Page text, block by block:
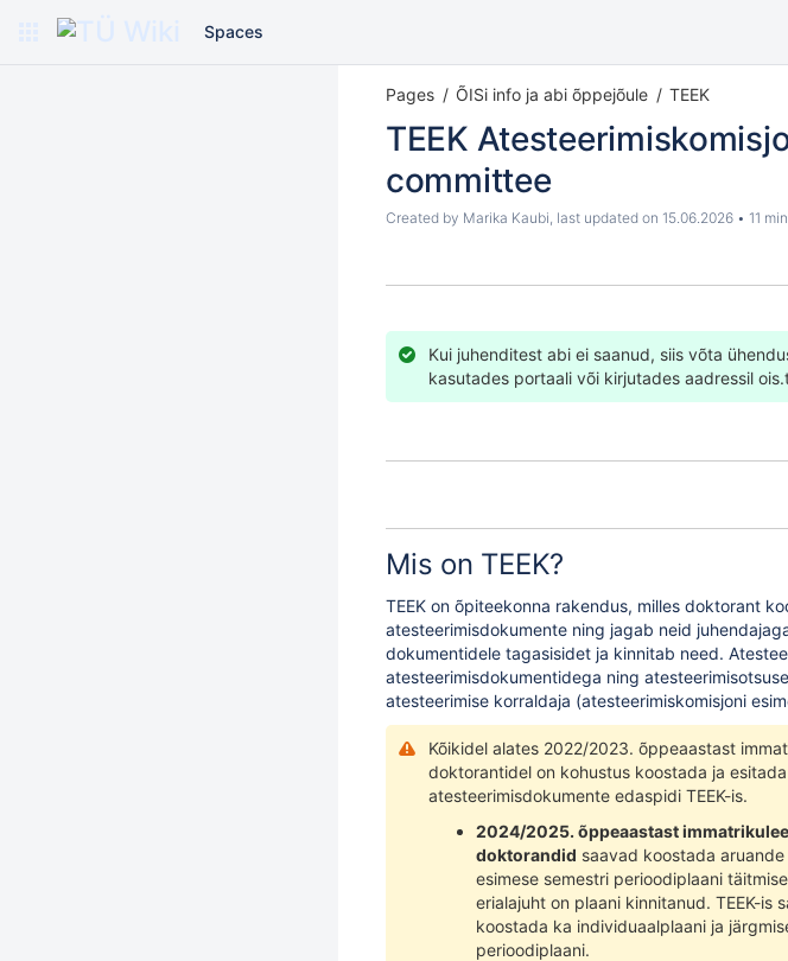
Spaces
Pages ÕISi info ja abi õppejõule TEEK
TEEK
committee
Created by Marika Kaubi, last updated on 15.06.2026 11
Kui juhenditest abi ei saanud, siis võta
kasutades portaali või kirjutades aadressil
Mis on TEEK?
TEEK on õpiteekonna rakendus, milles doktorant
atesteerimisdokumente ning jagab neid
dokumentidele tagasisidet ja kinnitab need.
atesteerimisdokumentidega ning
atesteerimise korraldaja (atesteerimiskomisjoni
Kõikidel alates 2022/2023. õppeaastast
doktorantidel on kohustus koostada ja esitada
atesteerimisdokumente edaspidi TEEK-is.
2024/2025. õppeaastast
doktorandid saavad koostada
esimese semestri perioodiplaani
erialajuht on plaani kinnitanud. TEEK-is
koostada ka individuaalplaani ja
perioodiplaani.